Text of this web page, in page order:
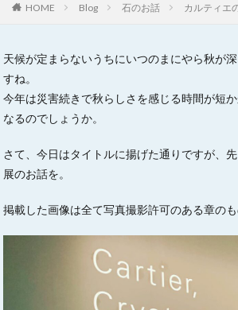
HOME Blog 石のお話 カルティエ
天候が定まらないうちにいつのまにやら秋が
すね。
今年は災害続きで秋らしさを感じる時間が短
なるのでしょうか。
さて、今日はタイトルに揚げた通りですが、
展のお話を。
掲載した画像は全て写真撮影許可のある章のも
検索